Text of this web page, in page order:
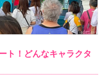
ト！どんなキャラクタ